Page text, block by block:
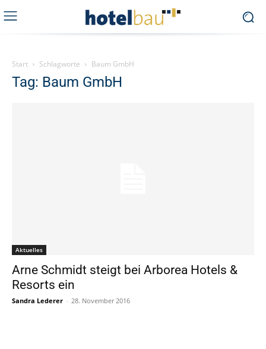
Start Schlagworte Baum GmbH
Tag: Baum GmbH
Aktuelles
Arne Schmidt steigt bei Arborea Hotels &
Resorts ein
Sandra Lederer - 28. November 2016